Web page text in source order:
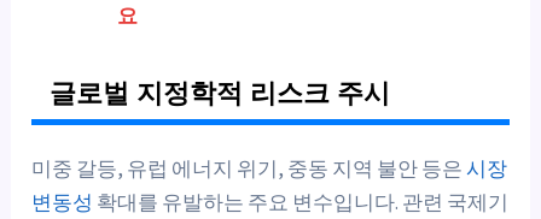
요
글로벌 지정학적 리스크 주시
미중 갈등, 유럽 에너지 위기, 중동 지역 불안 등은시장
변동성 확대를 유발하는 주요 변수입니다. 관련 국제기